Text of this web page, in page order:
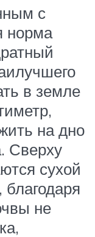
с
норма
в земле
на дно
Сверху
сухой
благодаря
не